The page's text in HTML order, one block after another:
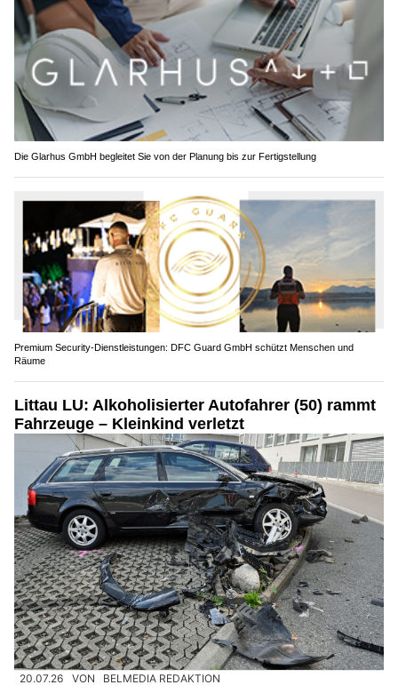
Die Glarhus GmbH begleitet Sie von der Planung bis zur Fertigstellung
Premium Security-Dienstleistungen: DFC Guard GmbH schützt Menschen und
Räume
Littau LU: Alkoholisierter Autofahrer (50) rammt
Fahrzeuge – Kleinkind verletzt
20.07.26 VON BELMEDIA REDAKTION